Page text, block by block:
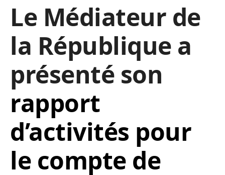
Le Médiateur de
la République a
présenté son
rapport
d’activités pour
le compte de